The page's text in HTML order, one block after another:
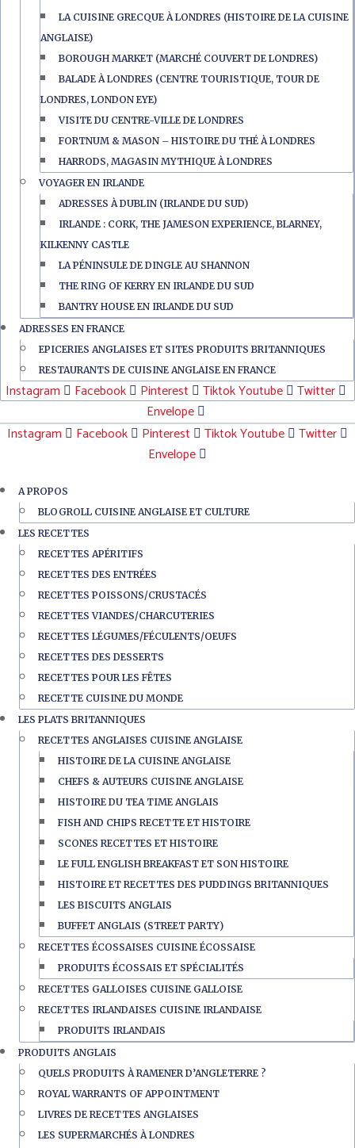
LA CUISINE GRECQUE À LONDRES (HISTOIRE DE LA CUISINE
ANGLAISE)
BOROUGH MARKET (MARCHÉ COUVERT DE LONDRES)
BALADE À LONDRES (CENTRE TOURISTIQUE, TOUR DE
LONDRES, LONDON EYE)
VISITE DU CENTRE-VILLE DE LONDRES
FORTNUM & MASON – HISTOIRE DU THÉ À LONDRES
HARRODS, MAGASIN MYTHIQUE À LONDRES
VOYAGER EN IRLANDE
ADRESSES À DUBLIN (IRLANDE DU SUD)
IRLANDE : CORK, THE JAMESON EXPERIENCE, BLARNEY,
KILKENNY CASTLE
LA PÉNINSULE DE DINGLE AU SHANNON
THE RING OF KERRY EN IRLANDE DU SUD
BANTRY HOUSE EN IRLANDE DU SUD
ADRESSES EN FRANCE
EPICERIES ANGLAISES ET SITES PRODUITS BRITANNIQUES
RESTAURANTS DE CUISINE ANGLAISE EN FRANCE
Instagram Facebook Pinterest TiktokYoutube
Twitter
Envelope
Instagram
Facebook Pinterest TiktokYoutube
Twitter
Envelope
A PROPOS
BLOGROLL CUISINE ANGLAISE ET CULTURE
LES RECETTES
RECETTES APÉRITIFS
RECETTES DES ENTRÉES
RECETTES POISSONS/CRUSTACÉS
RECETTES VIANDES/CHARCUTERIES
RECETTES LÉGUMES/FÉCULENTS/OEUFS
RECETTES DES DESSERTS
RECETTES POUR LES FÊTES
RECETTE CUISINE DU MONDE
LES PLATS BRITANNIQUES
RECETTES ANGLAISES CUISINE ANGLAISE
HISTOIRE DE LA CUISINE ANGLAISE
CHEFS & AUTEURS CUISINE ANGLAISE
HISTOIRE DU TEA TIME ANGLAIS
FISH AND CHIPS RECETTE ET HISTOIRE
SCONES RECETTES ET HISTOIRE
LE FULL ENGLISH BREAKFAST ET SON HISTOIRE
HISTOIRE ET RECETTES DES PUDDINGS BRITANNIQUES
LES BISCUITS ANGLAIS
BUFFET ANGLAIS (STREET PARTY)
RECETTES ÉCOSSAISES CUISINE ÉCOSSAISE
PRODUITS ÉCOSSAIS ET SPÉCIALITÉS
RECETTES GALLOISES CUISINE GALLOISE
RECETTES IRLANDAISES CUISINE IRLANDAISE
PRODUITS IRLANDAIS
PRODUITS ANGLAIS
QUELS PRODUITS À RAMENER D’ANGLETERRE ?
ROYAL WARRANTS OF APPOINTMENT
LIVRES DE RECETTES ANGLAISES
LES SUPERMARCHÉS À LONDRES